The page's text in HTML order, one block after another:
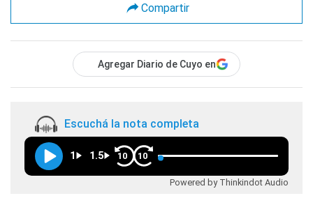
Compartir
Agregar Diario de Cuyo en
Escuchá la nota completa
1 1.5 10 10
Powered by Thinkindot Audio